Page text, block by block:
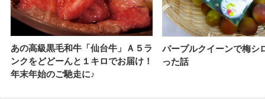
あの高級黒毛和牛「仙台牛」Ａ５ラ
ンクをどどーんと１キロでお届け！
年末年始のご馳走に♪
パープルクイーンで梅シ
った話